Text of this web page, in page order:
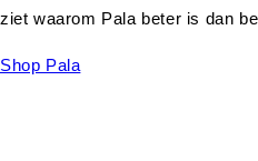
ziet waarom Pala beter is dan
Shop Pala